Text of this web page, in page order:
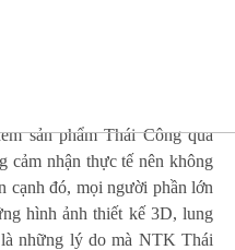
sản phẩm Thái Công qua
cảm nhận thực tế nên không
cạnh đó, mọi người phần lớn
hình ảnh thiết kế 3D, lung
những lý do mà NTK Thái